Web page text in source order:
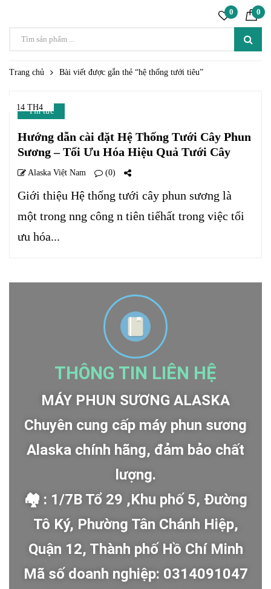
0 0
Trang chủ Bài viết được gắn thẻ “hệ thống tưới tiêu”
14 TH4
Tin tức
Hướng dẫn cài đặt Hệ Thống Tưới Cây Phun
Sương – Tối Ưu Hóa Hiệu Quả Tưới Cây
Alaska Việt Nam (0)
Giới thiệu Hệ thống tưới cây phun sương là
một trong nng công n tiên tiếhất trong việc tối
ưu hóa...
THÔNG TIN LIÊN HỆ
MÁY PHUN SƯƠNG ALASKA
Chuyên cung cấp máy phun sương
Alaska chính hãng, đảm bảo chất
lượng.
🏘 : 1/7B Tổ 29 ,Khu phố 5, Đường
Tô Ký, Phường Tân Chánh Hiệp,
Quận 12, Thành phố Hồ Chí Minh
Mã số doanh nghiệp: 0314091047